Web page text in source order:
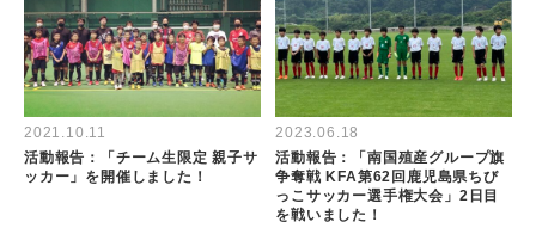
2021.10.11
活動報告：「チーム生限定 親子サ
ッカー」を開催しました！
2023.06.18
活動報告：「南国殖産グループ旗
争奪戦 KFA第62回鹿児島県ちび
っこサッカー選手権大会」2日目
を戦いました！